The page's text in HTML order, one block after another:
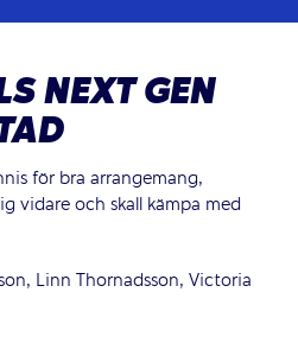
NEXT GEN
för bra arrangemang,
vidare och skall kämpa med
Linn Thornadsson, Victoria